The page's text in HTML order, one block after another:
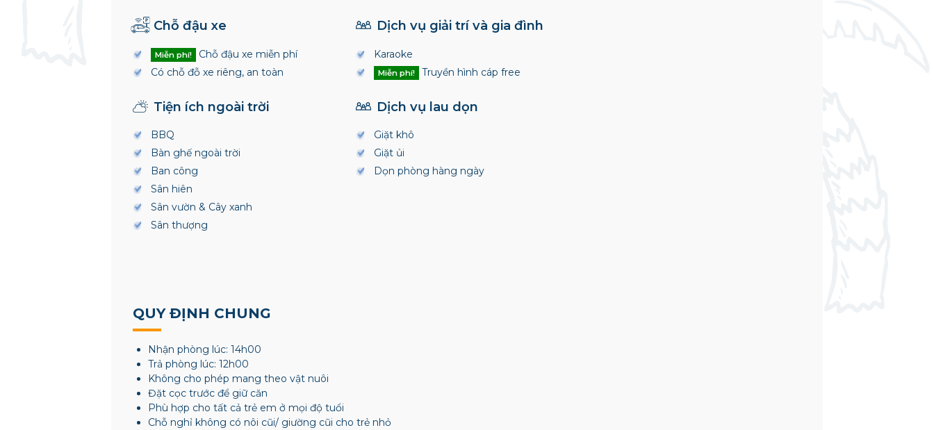
Chỗ đậu xe
Miễn phí!
Chỗ đậu xe miễn phí
Có chỗ đỗ xe riêng, an toàn
Tiện ích ngoài trời
BBQ
Bàn ghế ngoài trời
Ban công
Sân hiên
Sân vườn & Cây xanh
Sân thượng
Dịch vụ giải trí và gia đình
Karaoke
Miễn phí! Truyền hình cáp free
Dịch vụ lau dọn
Giặt khô
Giặt ủi
Dọn phòng hàng ngày
QUY ĐỊNH CHUNG
Nhận phòng lúc: 14h00
Trả phòng lúc: 12h00
Không cho phép mang theo vật nuôi
Đặt cọc trước để giữ căn
Phù hợp cho tất cả trẻ em ở mọi độ tuổi
Chỗ nghỉ không có nôi cũi/ giường cũi cho trẻ nhỏ